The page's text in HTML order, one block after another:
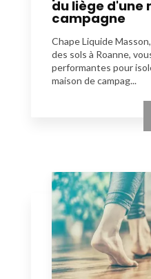
du liège d'une
campagne
Chape Liquide
des sols à Roanne,
performantes pour
maison de campag...